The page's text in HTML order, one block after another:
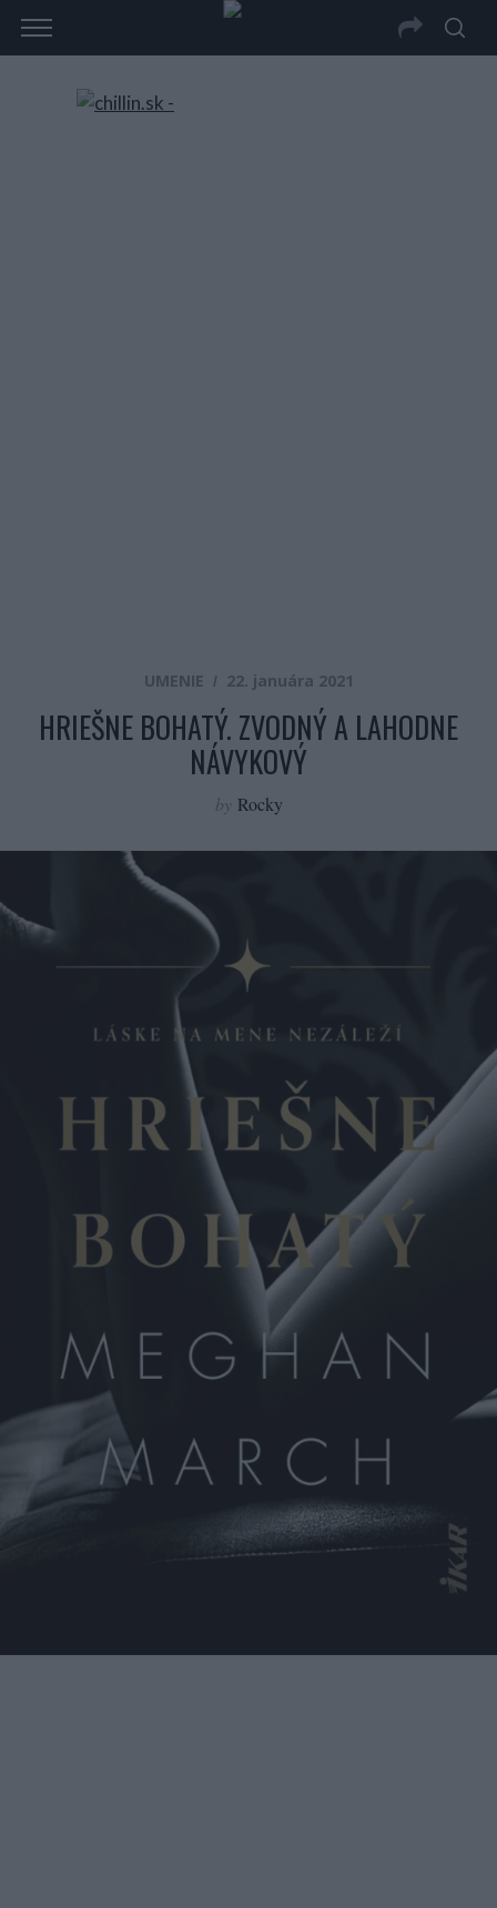
UMENIE 22. januára 2021
HRIEŠNE BOHATÝ. ZVODNÝ A LAHODNE
NÁVYKOVÝ
by Rocky